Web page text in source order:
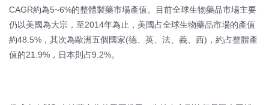
CAGR約為5~6%的整體製藥市場產值。目前全球生物藥品市場主要
仍以美國為大宗，至2014年為止，美國占全球生物藥品市場的產值
約48.5%，其次為歐洲五個國家(德、英、法、義、西)，約占整體產
值的21.9%，日本則占9.2%。